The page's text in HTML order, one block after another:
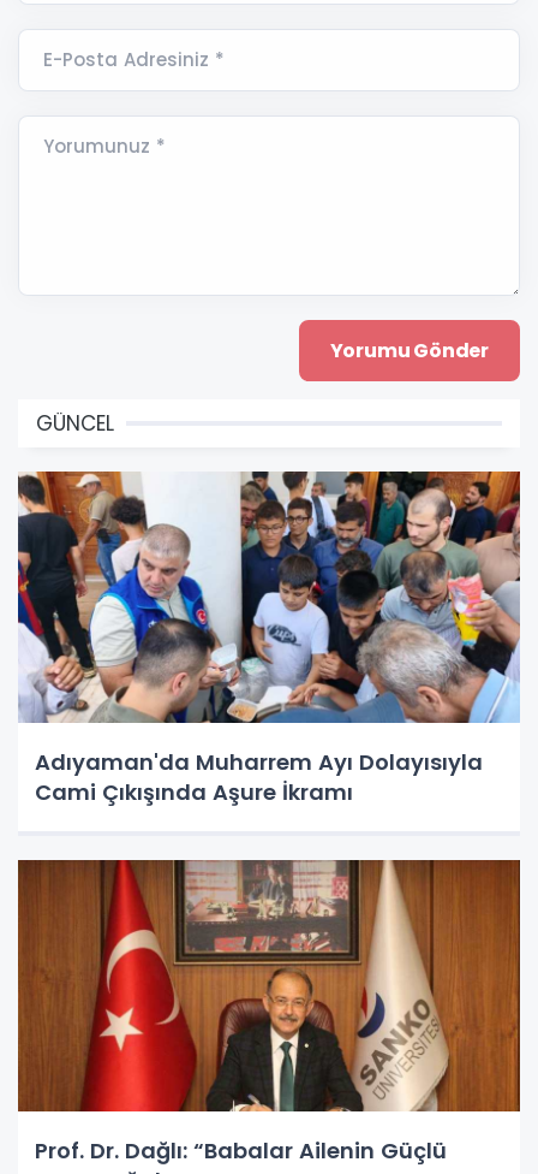
E-Posta Adresiniz *
Yorumunuz *
GÜNCEL
Adıyaman'da Muharrem Ayı Dolayısıyla
Cami Çıkışında Aşure İkramı
Prof. Dr. Dağlı: “Babalar Ailenin Güçlü